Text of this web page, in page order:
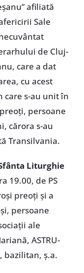
afiliată
Sale
de Cluj-
care a dat
cu acest
care s-au unit în
persoane
cărora s-au
Transilvania.
Liturghie
19.00, de PS
preoţi şi a
persoane
ale
ASTRU-
bazilitan, ş.a.